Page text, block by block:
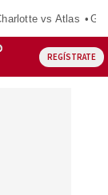
vs Atlas
REGÍSTRATE